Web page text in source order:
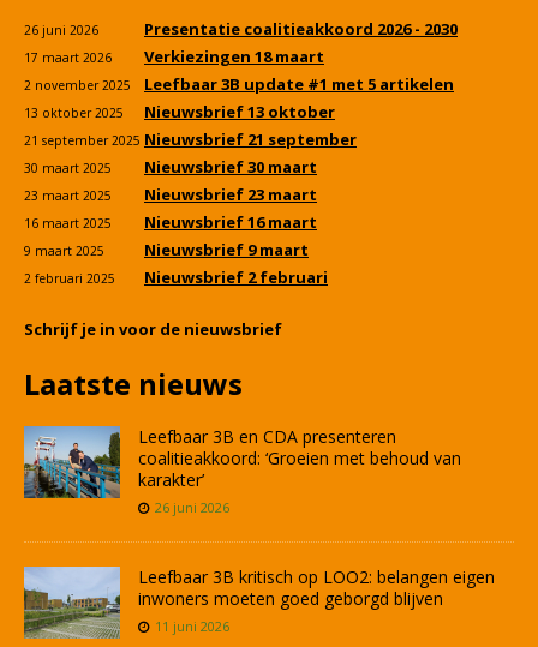
26 juni 2026 Presentatie coalitieakkoord 2026 - 2030
17 maart 2026 Verkiezingen 18 maart
2 november 2025 Leefbaar 3B update #1 met 5 artikelen
13 oktober 2025 Nieuwsbrief 13 oktober
21 september 2025 Nieuwsbrief 21 september
30 maart 2025 Nieuwsbrief 30 maart
23 maart 2025 Nieuwsbrief 23 maart
16 maart 2025 Nieuwsbrief 16 maart
9 maart 2025 Nieuwsbrief 9 maart
2 februari 2025 Nieuwsbrief 2 februari
Schrijf je in voor de nieuwsbrief
Laatste nieuws
Leefbaar 3B en CDA presenteren
coalitieakkoord: ‘Groeien met behoud van
karakter’
26 juni 2026
Leefbaar 3B kritisch op LOO2: belangen eigen
inwoners moeten goed geborgd blijven
11 juni 2026